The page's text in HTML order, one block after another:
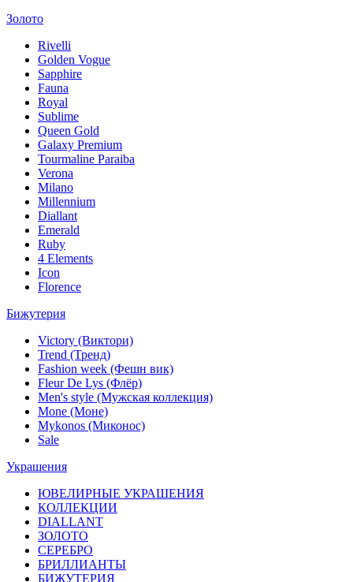
Золото
Rivelli
Golden Vogue
Sapphire
Fauna
Royal
Sublime
Queen Gold
Galaxy Premium
Tourmaline Paraiba
Verona
Milano
Millennium
Diallant
Emerald
Ruby
4 Elements
Icon
Florence
Бижутерия
Victory (Виктори)
Trend (Тренд)
Fashion week (Фешн вик)
Fleur De Lys (Флёр)
Men's style (Мужская коллекция)
Mone (Моне)
Mykonos (Миконос)
Sale
Украшения
ЮВЕЛИРНЫЕ УКРАШЕНИЯ
КОЛЛЕКЦИИ
DIALLANT
ЗОЛОТО
СЕРЕБРО
БРИЛЛИАНТЫ
БИЖУТЕРИЯ